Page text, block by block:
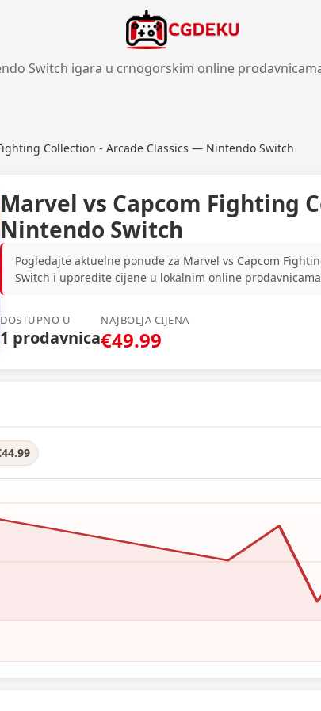
Switch igara u crnogorskim online
Collection - Arcade Classics — Nintendo Switch
Marvel vs Capcom Fighting
Nintendo Switch
Pogledajte aktuelne ponude za Marvel vs Capcom
Switch i uporedite cijene u lokalnim online
DOSTUPNO U
1 prodavnica
NAJBOLJA CIJENA
€49.99